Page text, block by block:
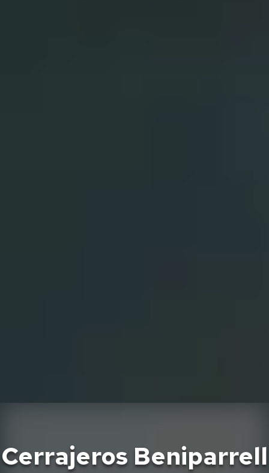
Cerrajeros Beniparrell